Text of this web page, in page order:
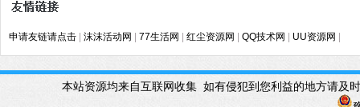
申请友链请点击 沫沫活动网 77生活网 红尘资源网 QQ技术网 UU资源网
本站资源均来自互联网收集 如有侵犯到您利益的地方请